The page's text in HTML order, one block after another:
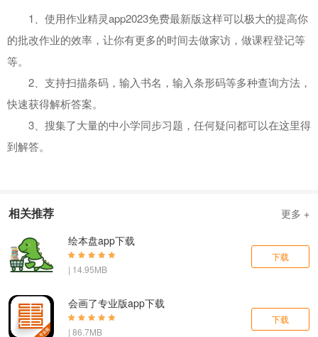
1、使用作业精灵app2023免费最新版这样可以极大的提高你
的批改作业的效率，让你有更多的时间去做家访，做课程登记等
等。
2、支持扫描条码，输入书名，输入条形码等多种查询方法，
快速获得解析答案。
3、搜集了大量的中小学同步习题，任何疑问都可以在这里得
到解答。
相关推荐
更多 +
绘本盘app下载
| 14.95MB
下载
会画了专业版app下载
| 86.7MB
下载